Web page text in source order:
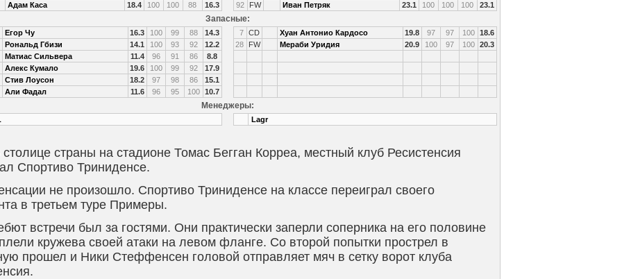
Адам Каса 18.4 100 100 88 16.3
92
FW Иван Петряк 23.1 100 100 100 23.1
Запасные:
Егор Чу 16.3 100 99 88
14.3
Рональд Гбизи 14.1 100 93 92
12.2
Матиас Сильвера 11.4 96 91 86
8.8
Алекс Кумало 19.6 100 99 92
17.9
Стив Лоусон 18.2 97 98 86
15.1
Али Фадал 11.6 96 95 100 10.7
7 CD Хуан Антонио Кардосо 19.8 97 97 100
18.6
28
FW Мераби Уридия 20.9 100 97 100 20.3
Менеджеры:
Lagr
столице страны на стадионе Томас Бегган Корреа, местный клуб Ресистенсия
Спортиво Триниденсе.
не произошло. Спортиво Триниденсе на классе переиграл своего
в третьем туре Примеры.
встречи был за гостями. Они практически заперли соперника на его половине
кружева своей атаки на левом фланге. Со второй попытки прострел в
прошел и Ники Стеффенсен головой отправляет мяч в сетку ворот клуба